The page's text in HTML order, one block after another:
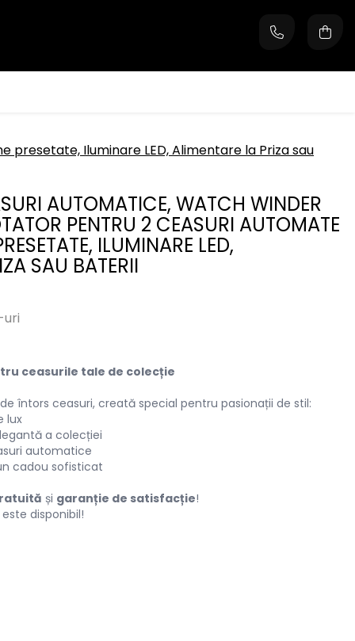
presetate, Iluminare LED, Alimentare la Priza sau
AUTOMATICE, WATCH WINDER
PENTRU 2 CEASURI AUTOMATE
ILUMINARE LED,
SAU BATERII
uri
ceasurile tale de colecție
întors ceasuri, creată special pentru pasionații de stil:
lux
a colecției
automatice
cadou sofisticat
și garanție de satisfacție!
disponibil!